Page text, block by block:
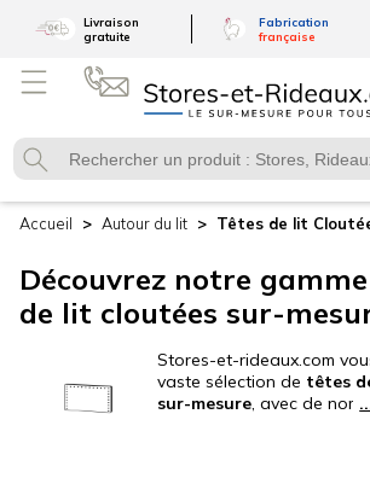
Livraison
gratuite
Fabrication
française
Accueil Autour du lit Têtes de lit
Découvrez notre
de lit cloutées sur-
Stores-et-rideaux.com
vaste sélection de têtes
sur-mesure, avec de